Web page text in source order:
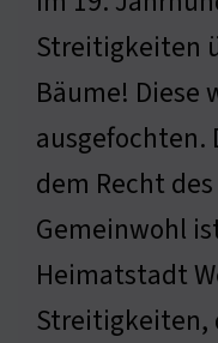
Streitigkeiten
Bäume! Diese
ausgefochten.
dem Recht
Gemeinwohl
Heimatstadt
Streitigkeiten,